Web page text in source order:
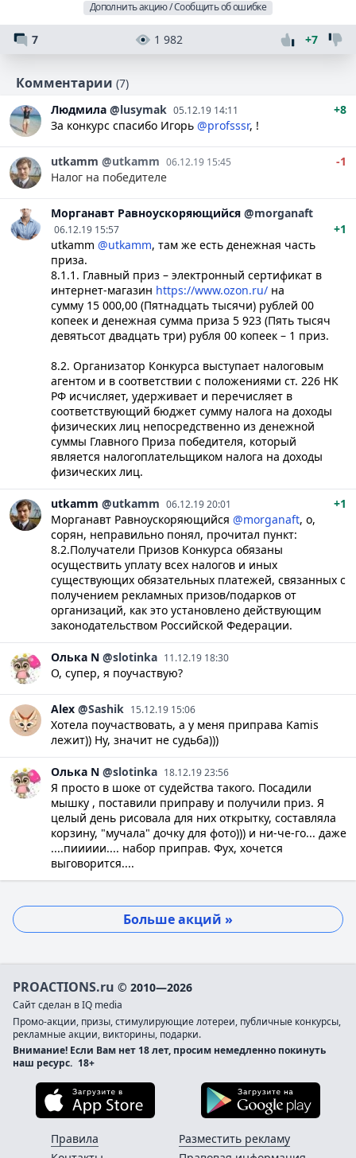
Дополнить акцию / Сообщить об ошибке
7 1 982 +7
Комментарии (7)
Людмила @lusymak 05.12.19 14:11
+8
За конкурс спасибо Игорь @profsssr, !
utkamm @utkamm 06.12.19 15:45
-1
Налог на победителе
Морганавт Равноускоряющийся @morganaft
06.12.19 15:57
+1
utkamm @utkamm, там же есть денежная часть
приза.
8.1.1. Главный приз – электронный сертификат в
интернет-магазин https://www.ozon.ru/ на
сумму 15 000,00 (Пятнадцать тысячи) рублей 00
копеек и денежная сумма приза 5 923 (Пять тысяч
девятьсот двадцать три) рубля 00 копеек – 1 приз.
8.2. Организатор Конкурса выступает налоговым
агентом и в соответствии с положениями ст. 226 НК
РФ исчисляет, удерживает и перечисляет в
соответствующий бюджет сумму налога на доходы
физических лиц непосредственно из денежной
суммы Главного Приза победителя, который
является налогоплательщиком налога на доходы
физических лиц.
utkamm @utkamm 06.12.19 20:01
+1
Морганавт Равноускоряющийся @morganaft, о,
сорян, неправильно понял, прочитал пункт:
8.2.Получатели Призов Конкурса обязаны
осуществить уплату всех налогов и иных
существующих обязательных платежей, связанных с
получением рекламных призов/подарков от
организаций, как это установлено действующим
законодательством Российской Федерации.
Олька N @slotinka 11.12.19 18:30
О, супер, я поучаствую?
Alex @Sashik 15.12.19 15:06
Хотела поучаствовать, а у меня приправа Kamis
лежит)) Ну, значит не судьба)))
Олька N @slotinka 18.12.19 23:56
Я просто в шоке от судейства такого. Посадили
мышку , поставили приправу и получили приз. Я
целый день рисовала для них открытку, составляла
корзину, "мучала" дочку для фото))) и ни-че-го... даже
....пиииии.... набор приправ. Фух, хочется
выговорится....
Больше акций »
PROACTIONS.ru © 2010—2026
Сайт сделан в IQ media
Промо-акции, призы, стимулирующие лотереи, публичные конкурсы,
рекламные акции, викторины, подарки.
Внимание! Если Вам нет 18 лет, просим немедленно покинуть
наш ресурс. 18+
Загрузите в App Store
Правила
Разместить рекламу